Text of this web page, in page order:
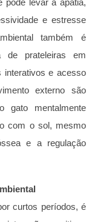
pode levar à apatia,
e estresse
também é
de prateleiras em
interativos e acesso
externo são
gato mentalmente
com o sol, mesmo
e a regulação
curtos períodos, é